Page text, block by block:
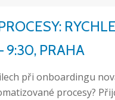
9:30, PRAHA
při onboardingu
procesy?